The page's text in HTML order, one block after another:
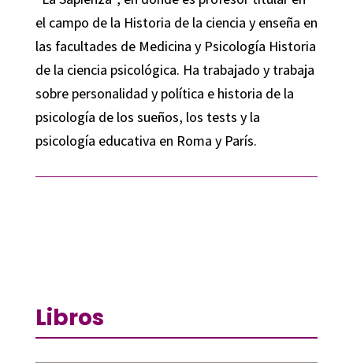
el campo de la Historia de la ciencia y enseña en
las facultades de Medicina y Psicología Historia
de la ciencia psicológica. Ha trabajado y trabaja
sobre personalidad y política e historia de la
psicología de los sueños, los tests y la
psicología educativa en Roma y París.
Libros